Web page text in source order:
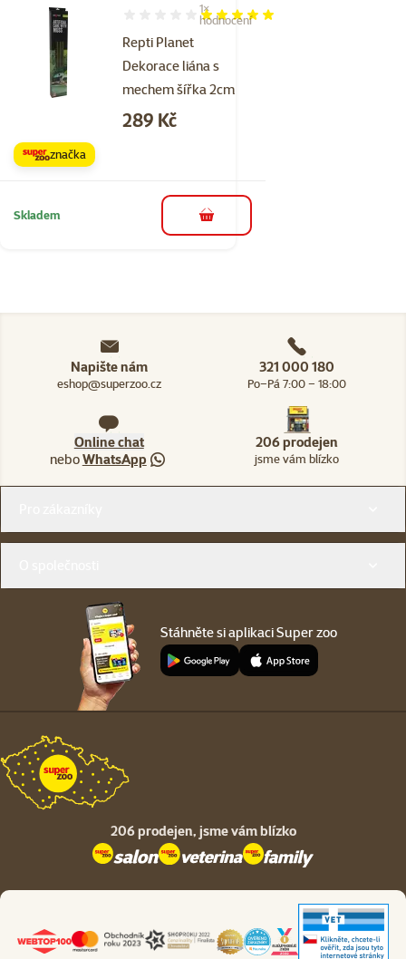
Repti Planet
Dekorace liána s
mechem šířka 2cm
Hodnocení 100%, počet hodnocení: 1
1×
hodnocení
Cena
289 Kč
značka
Skladem do košíku
Napište nám
eshop@superzoo.cz
321 000 180
Po–Pá 7:00 – 18:00
Online chat
neboWhatsApp
206 prodejen
jsme vám blízko
Stáhněte si aplikaci Super zoo
206 prodejen, jsme vám blízko